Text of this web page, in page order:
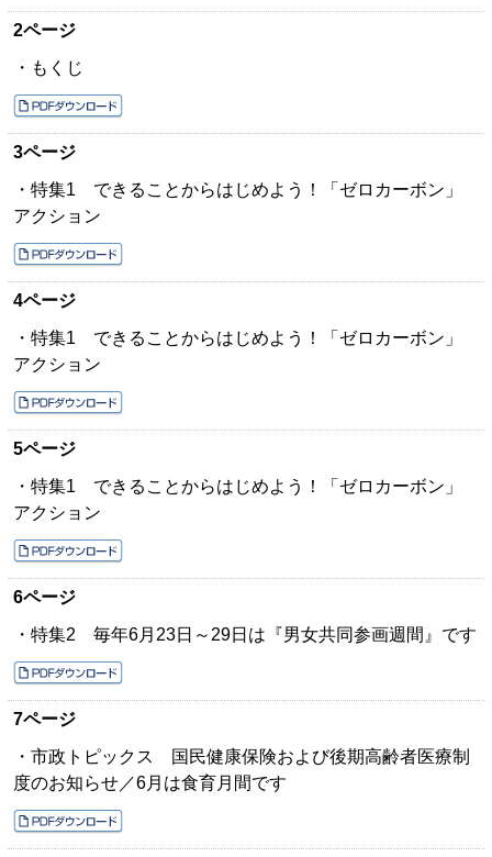
2ページ
・もくじ
3ページ
・特集1 できることからはじめよう！「ゼロカーボン」
アクション
4ページ
・特集1 できることからはじめよう！「ゼロカーボン」
アクション
5ページ
・特集1 できることからはじめよう！「ゼロカーボン」
アクション
6ページ
・特集2 毎年6月23日～29日は『男女共同参画週間』です
7ページ
・市政トピックス 国民健康保険および後期高齢者医療制
度のお知らせ／6月は食育月間です